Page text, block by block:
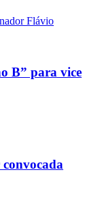
B” para vice
convocada